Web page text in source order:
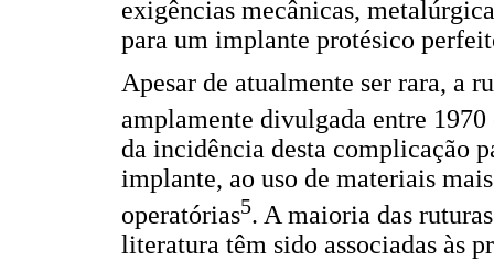
exigências mecânicas,
para um implante protésico
Apesar de atualmente ser rara, a
amplamente divulgada entre
da incidência desta complicação
implante, ao uso de materiais
operatórias5. A maioria das
literatura têm sido associadas às